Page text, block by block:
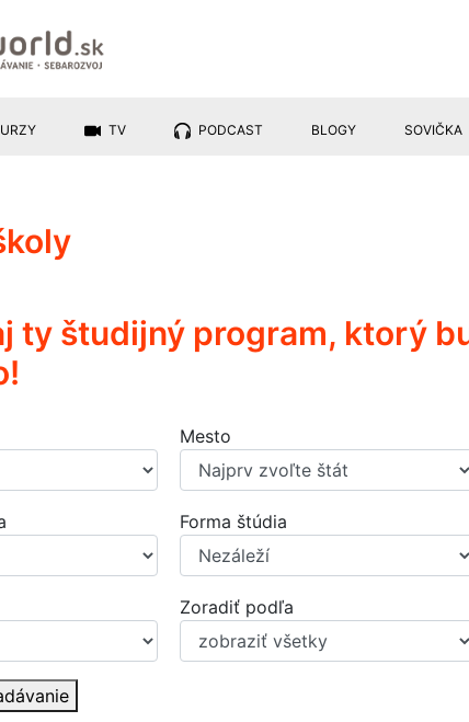
TV PODCAST BLOGY SOVIČKA
ty študijný program, ktorý
Mesto
Forma štúdia
Zoradiť podľa